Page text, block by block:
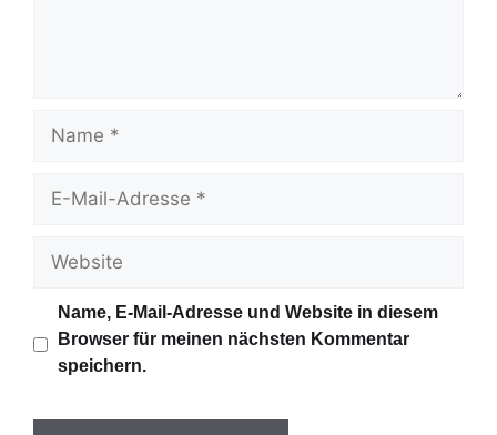
-
r
i
Name, E-Mail-Adresse und Website in diesem
Browser für meinen nächsten Kommentar
speichern.